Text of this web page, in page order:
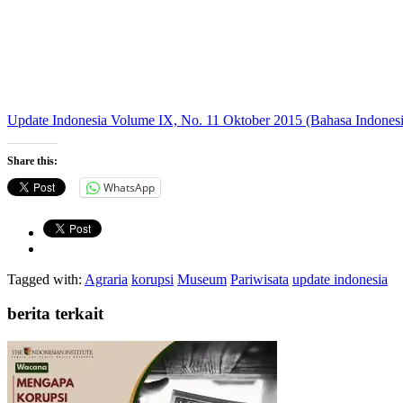
Update Indonesia Volume IX, No. 11 Oktober 2015 (Bahasa
Share this:
WhatsApp
Tagged with: Agraria korupsi Museum Pariwisata update indonesia
berita terkait